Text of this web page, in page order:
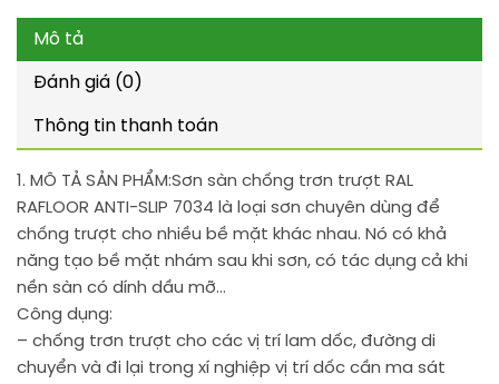
Mô tả
Đánh giá (0)
Thông tin thanh toán
1. MÔ TẢ SẢN PHẨM:Sơn sàn chống trơn trượt RAL
RAFLOOR ANTI-SLIP 7034 là loại sơn chuyên dùng để
chống trượt cho nhiều bề mặt khác nhau. Nó có khả
năng tạo bề mặt nhám sau khi sơn, có tác dụng cả khi
nền sàn có dính dầu mỡ…
Công dụng:
– chống trơn trượt cho các vị trí lam dốc, đường di
chuyển và đi lại trong xí nghiệp vị trí dốc cần ma sát